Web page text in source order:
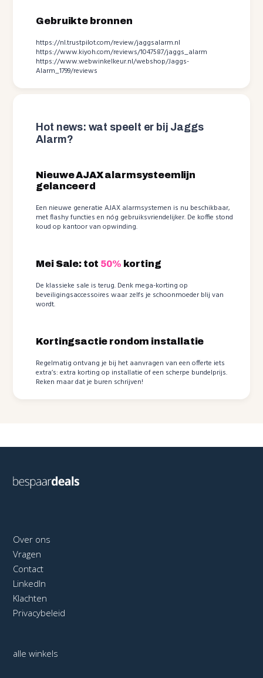
Gebruikte bronnen
https://nl.trustpilot.com/review/jaggsalarm.nl
https://www.kiyoh.com/reviews/1047587/jaggs_alarm
https://www.webwinkelkeur.nl/webshop/Jaggs-
Alarm_1799/reviews
Hot news: wat speelt er bij Jaggs
Alarm?
Nieuwe AJAX alarmsysteemlijn
gelanceerd
Een nieuwe generatie AJAX alarmsystemen is nu beschikbaar,
met flashy functies en nóg gebruiksvriendelijker. De koffie stond
koud op kantoor van opwinding.
Mei Sale: tot 50% korting
De klassieke sale is terug. Denk mega-korting op
beveiligingsaccessoires waar zelfs je schoonmoeder blij van
wordt.
Kortingsactie rondom installatie
Regelmatig ontvang je bij het aanvragen van een offerte iets
extra’s: extra korting op installatie of een scherpe bundelprijs.
Reken maar dat je buren schrijven!
Over ons
Vragen
Contact
LinkedIn
Klachten
Privacybeleid
alle winkels